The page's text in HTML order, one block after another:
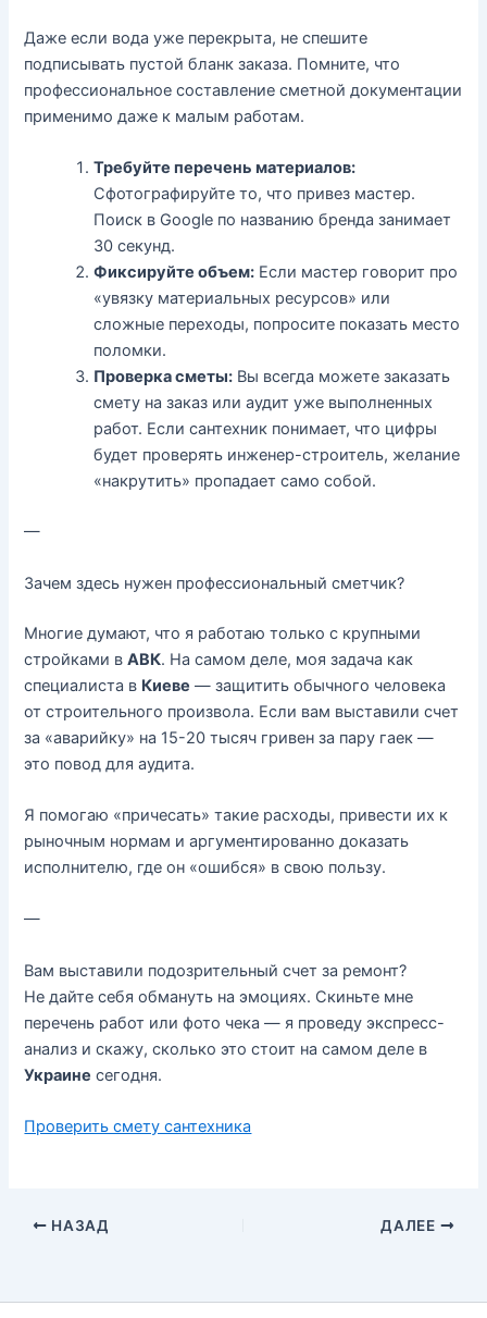
Даже если вода уже перекрыта, не спешите
подписывать пустой бланк заказа. Помните, что
профессиональноесоставление сметной документации
применимо даже к малым работам.
Требуйте перечень материалов:
Сфотографируйте то, что привез мастер.
Поиск в Google по названию бренда занимает
30 секунд.
Фиксируйте объем: Если мастер говорит про
«увязку материальных ресурсов» или
сложные переходы, попросите показать место
поломки.
Проверка сметы: Вы всегда можете заказать
смету на заказ или аудит уже выполненных
работ. Если сантехник понимает, что цифры
будет проверять инженер-строитель, желание
«накрутить» пропадает само собой.
—
Зачем здесь нужен профессиональный сметчик?
Многие думают, что я работаю только с крупными
стройками вАВК. На самом деле, моя задача как
специалиста в Киеве — защитить обычного человека
от строительного произвола. Если вам выставили счет
за «аварийку» на 15-20 тысяч гривен за пару гаек —
это повод для аудита.
Я помогаю «причесать» такие расходы, привести их к
рыночным нормам и аргументированно доказать
исполнителю, где он «ошибся» в свою пользу.
—
Вам выставили подозрительный счет за ремонт?
Не дайте себя обмануть на эмоциях. Скиньте мне
перечень работ или фото чека — я проведу экспресс-
анализ и скажу, сколько это стоит на самом деле в
Украине сегодня.
Проверить смету сантехника
НАЗАД ДАЛЕЕ